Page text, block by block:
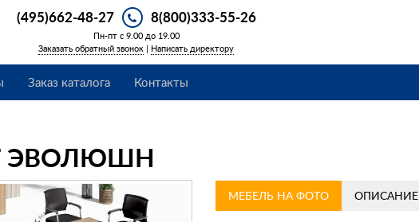
(495)662-48-27 8(800)333-55-26
Пн-пт с 9.00 до 19.00
Заказать обратный звонок | Написать директору
Заказ каталога Контакты
ЭВОЛЮШН
МЕБЕЛЬ НА ФОТО ОПИСАНИЕ